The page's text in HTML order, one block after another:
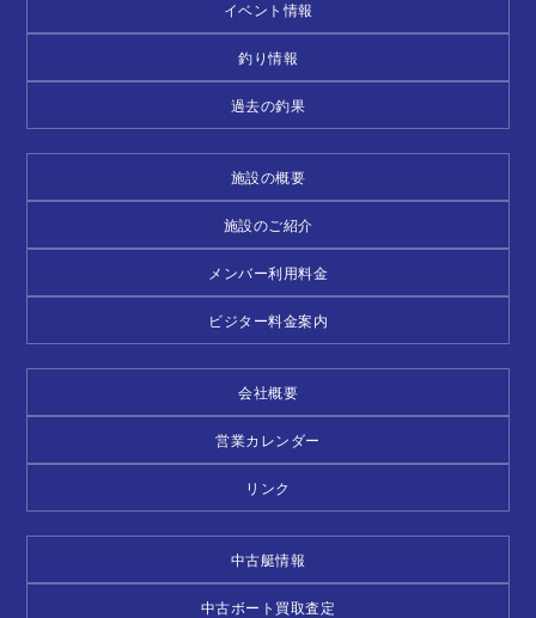
イベント情報
釣り情報
過去の釣果
施設の概要
施設のご紹介
メンバー利用料金
ビジター料金案内
会社概要
営業カレンダー
リンク
中古艇情報
中古ボート買取査定